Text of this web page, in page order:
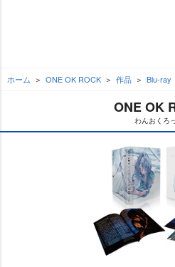
ホーム ONE OK ROCK 作品 Blu-ray
ONE OK
わんおくろ